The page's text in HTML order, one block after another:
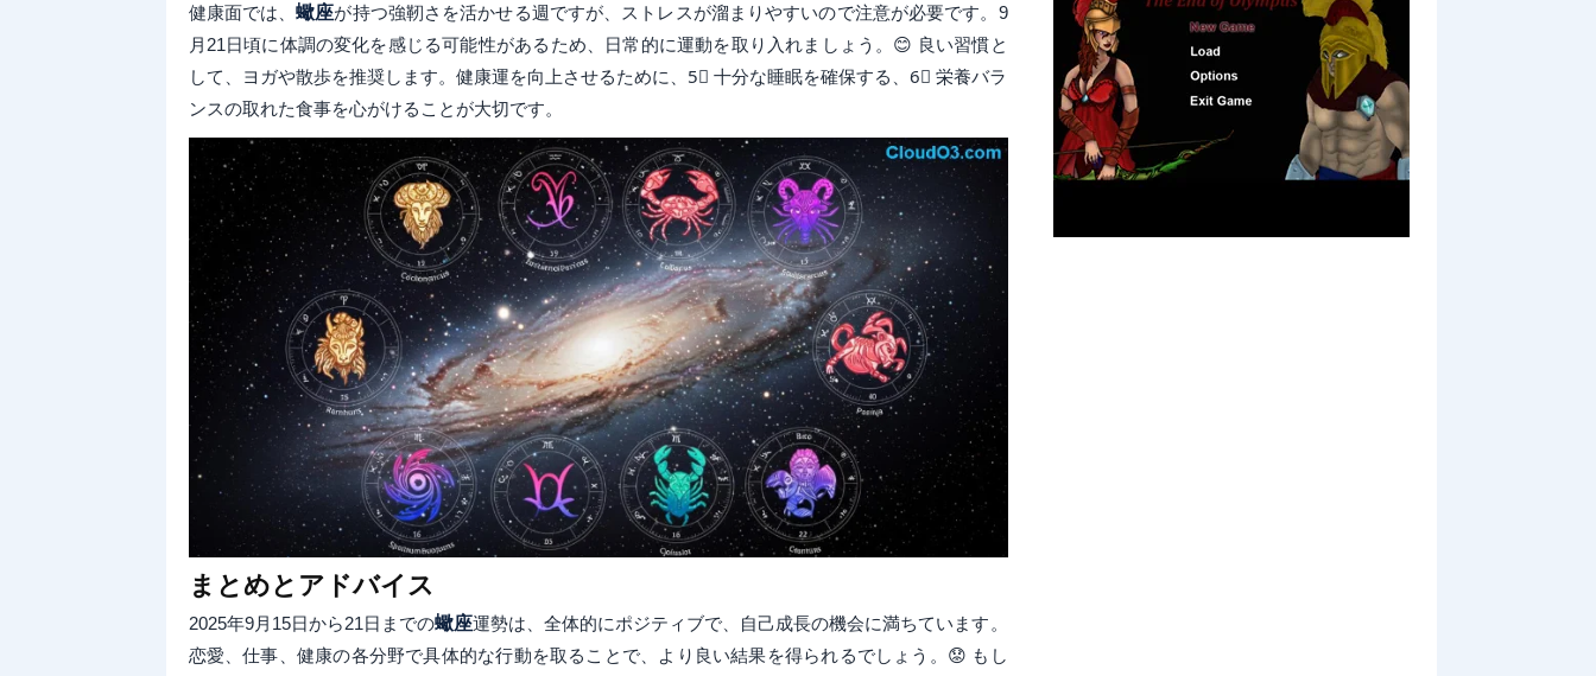
健康面では、蠍座が持つ強靭さを活かせる週ですが、ストレスが溜まりやすいので注意が必要です。9
月21日頃に体調の変化を感じる可能性があるため、日常的に運動を取り入れましょう。😊 良い習慣と
して、ヨガや散歩を推奨します。健康運を向上させるために、5⃣ 十分な睡眠を確保する、6⃣ 栄養バラ
ンスの取れた食事を心がけることが大切です。
まとめとアドバイス
2025年9月15日から21日までの蠍座運勢は、全体的にポジティブで、自己成長の機会に満ちています。
恋愛、仕事、健康の各分野で具体的な行動を取ることで、より良い結果を得られるでしょう。😟 もし